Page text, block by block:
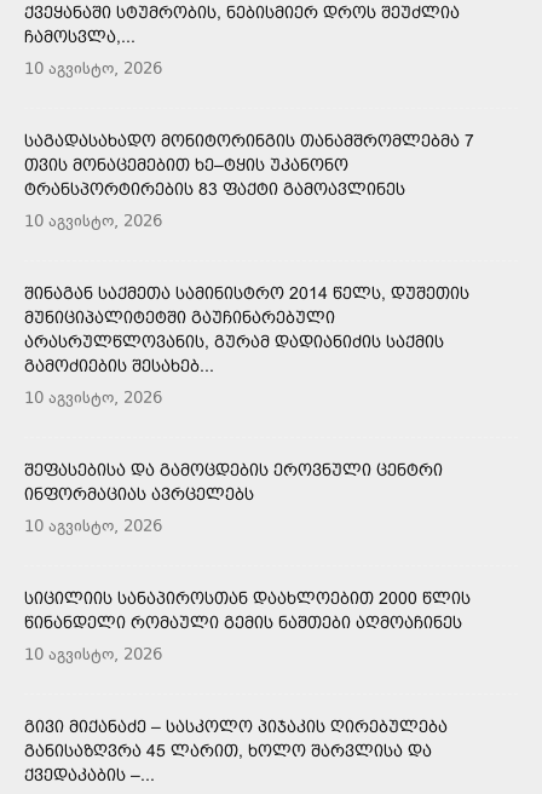
ᲥᲕᲔᲧᲐᲜᲐᲨᲘ ᲡᲢᲣᲛᲠᲝᲑᲘᲡ, ᲜᲔᲑᲘᲡᲛᲘᲔᲠ ᲓᲠᲝᲡ ᲨᲔᲣᲫᲚᲘᲐ
ᲩᲐᲛᲝᲡᲕᲚᲐ,...
10 აგვისტო, 2026
ᲡᲐᲒᲐᲓᲐᲡᲐᲮᲐᲓᲝ ᲛᲝᲜᲘᲢᲝᲠᲘᲜᲒᲘᲡ ᲗᲐᲜᲐᲛᲨᲠᲝᲛᲚᲔᲑᲛᲐ 7
ᲗᲕᲘᲡ ᲛᲝᲜᲐᲪᲔᲛᲔᲑᲘᲗ ᲮᲔ–ᲢᲧᲘᲡ ᲣᲙᲐᲜᲝᲜᲝ
ᲢᲠᲐᲜᲡᲞᲝᲠᲢᲘᲠᲔᲑᲘᲡ 83 ᲤᲐᲥᲢᲘ ᲒᲐᲛᲝᲐᲕᲚᲘᲜᲔᲡ
10 აგვისტო, 2026
ᲨᲘᲜᲐᲒᲐᲜ ᲡᲐᲥᲛᲔᲗᲐ ᲡᲐᲛᲘᲜᲘᲡᲢᲠᲝ 2014 ᲬᲔᲚᲡ, ᲓᲣᲨᲔᲗᲘᲡ
ᲛᲣᲜᲘᲪᲘᲞᲐᲚᲘᲢᲔᲢᲨᲘ ᲒᲐᲣᲩᲘᲜᲐᲠᲔᲑᲣᲚᲘ
ᲐᲠᲐᲡᲠᲣᲚᲬᲚᲝᲕᲐᲜᲘᲡ, ᲒᲣᲠᲐᲛ ᲓᲐᲓᲘᲐᲜᲘᲫᲘᲡ ᲡᲐᲥᲛᲘᲡ
ᲒᲐᲛᲝᲫᲘᲔᲑᲘᲡ ᲨᲔᲡᲐᲮᲔᲑ...
10 აგვისტო, 2026
ᲨᲔᲤᲐᲡᲔᲑᲘᲡᲐ ᲓᲐ ᲒᲐᲛᲝᲪᲓᲔᲑᲘᲡ ᲔᲠᲝᲕᲜᲣᲚᲘ ᲪᲔᲜᲢᲠᲘ
ᲘᲜᲤᲝᲠᲛᲐᲪᲘᲐᲡ ᲐᲕᲠᲪᲔᲚᲔᲑᲡ
10 აგვისტო, 2026
ᲡᲘᲪᲘᲚᲘᲘᲡ ᲡᲐᲜᲐᲞᲘᲠᲝᲡᲗᲐᲜ ᲓᲐᲐᲮᲚᲝᲔᲑᲘᲗ 2000 ᲬᲚᲘᲡ
ᲬᲘᲜᲐᲜᲓᲔᲚᲘ ᲠᲝᲛᲐᲣᲚᲘ ᲒᲔᲛᲘᲡ ᲜᲐᲨᲗᲔᲑᲘ ᲐᲦᲛᲝᲐᲩᲘᲜᲔᲡ
10 აგვისტო, 2026
ᲒᲘᲕᲘ ᲛᲘᲥᲐᲜᲐᲫᲔ – ᲡᲐᲡᲙᲝᲚᲝ ᲞᲘᲯᲐᲙᲘᲡ ᲦᲘᲠᲔᲑᲣᲚᲔᲑᲐ
ᲒᲐᲜᲘᲡᲐᲖᲦᲕᲠᲐ 45 ᲚᲐᲠᲘᲗ, ᲮᲝᲚᲝ ᲨᲐᲠᲕᲚᲘᲡᲐ ᲓᲐ
ᲥᲕᲔᲓᲐᲙᲐᲑᲘᲡ –...